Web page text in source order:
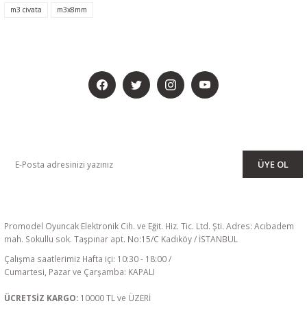
m3 civata
m3x8mm
ÜYE OL
Promodel Oyuncak Elektronik Cih. ve Eğit. Hiz. Tic. Ltd. Şti. Adres: Acıbadem
mah. Sokullu sok. Taşpınar apt. No:15/C Kadıköy / İSTANBUL
Çalışma saatlerimiz Hafta içi: 10:30 - 18:00 /
Cumartesi, Pazar ve Çarşamba: KAPALI
ÜCRETSİZ KARGO: 10000 TL ve ÜZERİ